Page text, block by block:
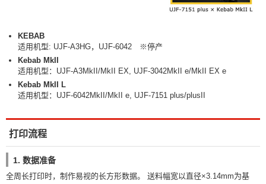
KEBAB
适用机型: UJF-A3HG，UJF-6042 ※停产
Kebab MkII
适用机型：UJF-A3MkII/MkII EX, UJF-3042MkII e/MkII EX e
Kebab MkII L
适用机型：UJF-6042MkII/MkII e, UJF-7151 plus/plusII
打印流程
1. 数据准备
全周长打印时，制作易视的长方形数据。 送料幅宽以直径×3.14mm为基